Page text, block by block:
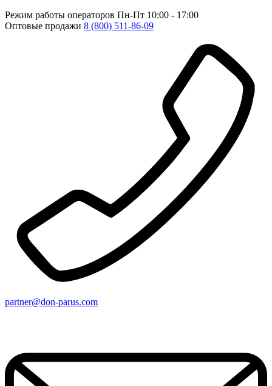
Режим работы операторов Пн-Пт 10:00 - 17:00
Оптовые продажи 8 (800) 511-86-09
partner@don-parus.com